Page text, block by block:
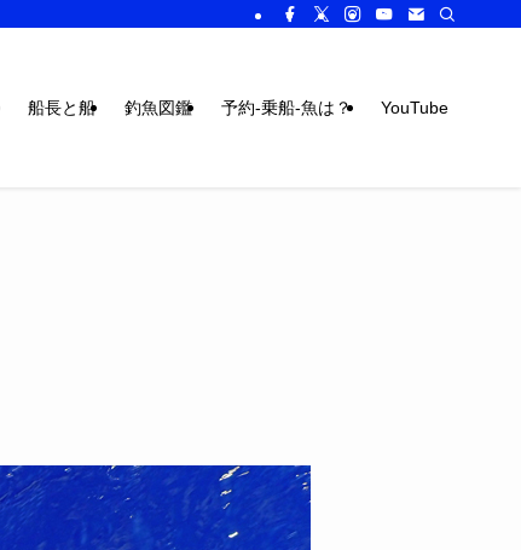
船長と船 釣魚図鑑 予約-乗船-魚は？ YouTube